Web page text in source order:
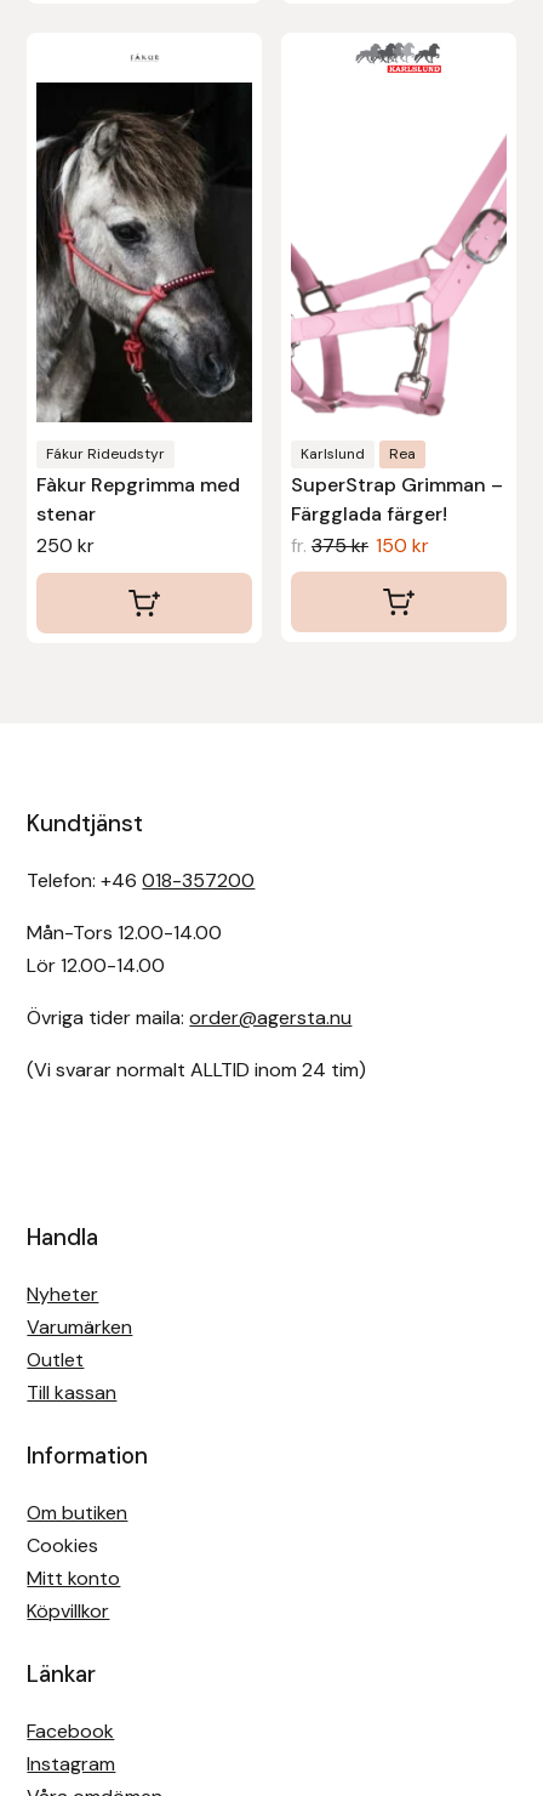
Fákur Rideudstyr
Fàkur Repgrimma med
stenar
250kr
här
produkten
har
flera
varianter.
De
olika
alternativen
kan
väljas
på
produktsidan
Karlslund Rea
SuperStrap Grimman –
Färgglada färger!
fr. 375kr 150 kr
De
olika
alternativen
kan
väljas
på
produktsidan
Kundtjänst
Telefon: +46018-357200
Mån-Tors 12.00-14.00
Lör 12.00-14.00
Övriga tider maila:order@agersta.nu
(Vi svarar normalt ALLTID inom 24 tim)
Handla
Nyheter
Varumärken
Outlet
Till kassan
Information
Om butiken
Cookies
Mitt konto
Köpvillkor
Länkar
Facebook
Instagram